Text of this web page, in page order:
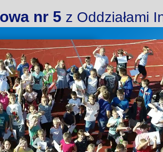
nr 5 z Oddziałami